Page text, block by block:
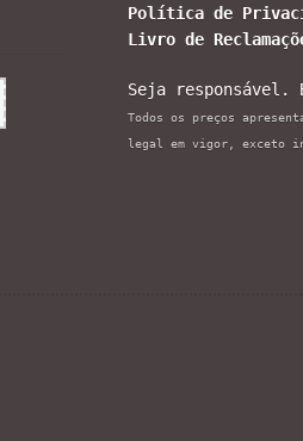
Política de
Livro de
Seja responsável.
Todos os preços
legal em vigor, exceto